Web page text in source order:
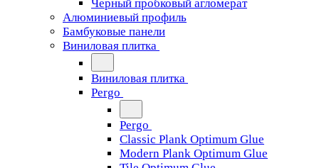
Черный пробковый агломерат
Алюминиевый профиль
Бамбуковые панели
Виниловая плитка
Виниловая плитка
Pergo
Pergo
Classic Plank Optimum Glue
Modern Plank Optimum Glue